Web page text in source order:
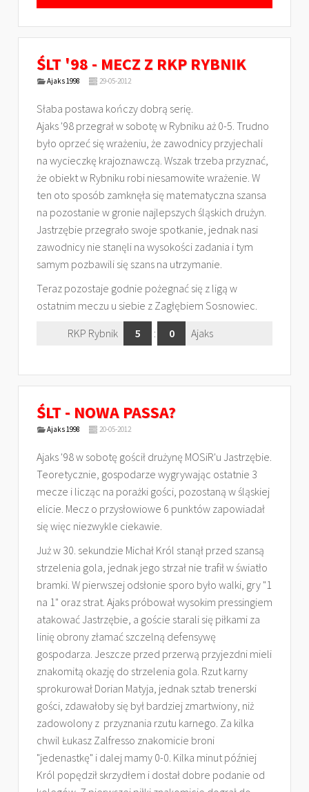
ŚLT '98 - MECZ Z RKP RYBNIK
Ajaks 1998 29-05-2012
Słaba postawa kończy dobrą serię.
Ajaks '98 przegrał w sobotę w Rybniku aż 0-5. Trudno
było oprzeć się wrażeniu, że zawodnicy przyjechali
na wycieczkę krajoznawczą. Wszak trzeba przyznać,
że obiekt w Rybniku robi niesamowite wrażenie. W
ten oto sposób zamknęła się matematyczna szansa
na pozostanie w gronie najlepszych śląskich drużyn.
Jastrzębie przegrało swoje spotkanie, jednak nasi
zawodnicy nie stanęli na wysokości zadania i tym
samym pozbawili się szans na utrzymanie.
Teraz pozostaje godnie pożegnać się z ligą w
ostatnim meczu u siebie z Zagłębiem Sosnowiec.
RKP Rybnik
5 : 0 Ajaks
ŚLT - NOWA PASSA?
Ajaks 1998 20-05-2012
Ajaks '98 w sobotę gościł drużynę MOSiR'u Jastrzębie.
Teoretycznie, gospodarze wygrywając ostatnie 3
mecze i licząc na porażki gości, pozostaną w śląskiej
elicie. Mecz o przysłowiowe 6 punktów zapowiadał
się więc niezwykle ciekawie.
Już w 30. sekundzie Michał Król stanął przed szansą
strzelenia gola, jednak jego strzał nie trafił w światło
bramki. W pierwszej odsłonie sporo było walki, gry "1
na 1" oraz strat. Ajaks próbował wysokim pressingiem
atakować Jastrzębie, a goście starali się piłkami za
linię obrony złamać szczelną defensywę
gospodarza. Jeszcze przed przerwą przyjezdni mieli
znakomitą okazję do strzelenia gola. Rzut karny
sprokurował Dorian Matyja, jednak sztab trenerski
gości, zdawałoby się był bardziej zmartwiony, niż
zadowolony z przyznania rzutu karnego. Za kilka
chwil Łukasz Zalfresso znakomicie broni
"jedenastkę" i dalej mamy 0-0. Kilka minut później
Król popędził skrzydłem i dostał dobre podanie od